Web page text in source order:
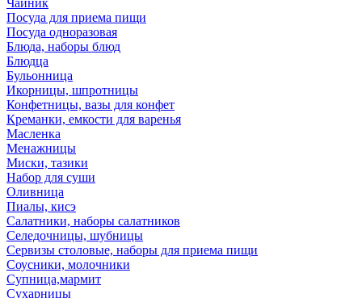
Чайник
Посуда для приема пищи
Посуда одноразовая
Блюда, наборы блюд
Блюдца
Бульонница
Икорницы, шпротницы
Конфетницы, вазы для конфет
Креманки, емкости для варенья
Масленка
Менажницы
Миски, тазики
Набор для суши
Оливница
Пиалы, кисэ
Салатники, наборы салатников
Селедочницы, шубницы
Сервизы столовые, наборы для приема пищи
Соусники, молочники
Супница,мармит
Сухарницы